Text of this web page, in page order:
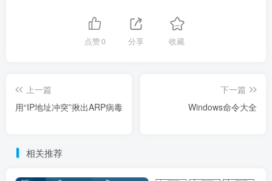
点赞0 分享 收藏
上一篇
用“IP地址冲突”揪出ARP病毒
下一篇
Windows命令大全
相关推荐